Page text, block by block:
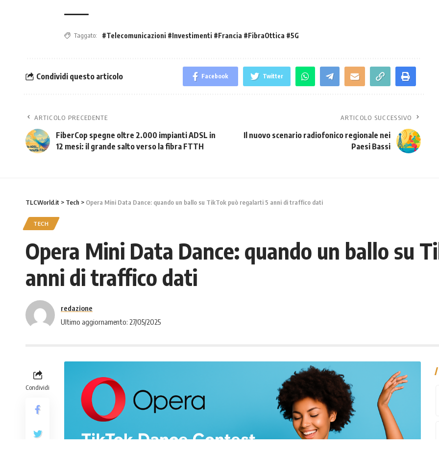
Taggato: #Telecomunicazioni #Investimenti #Francia #FibraOttica #5G
Condividi questo articolo Facebook Twitter
ARTICOLO PRECEDENTE
FiberCop spegne oltre 2.000 impianti ADSL in
12 mesi: il grande salto verso la fibra FTTH
ARTICOLO SUCCESSIVO
Il nuovo scenario radiofonico regionale nei
Paesi Bassi
TLCWorld.it > Tech > Opera Mini Data Dance: quando un ballo su TikTok può regalarti 5 anni di traffico dati
TECH
Opera Mini Data Dance: quando un ballo su
anni di traffico dati
Ultimo aggiornamento: 27/05/2025
redazione
Condividi